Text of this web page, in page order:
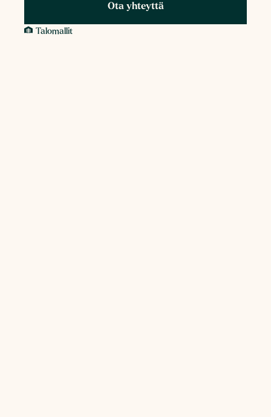
Ota yhteyttä
Talomallit